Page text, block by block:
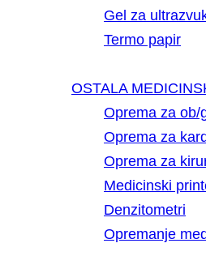
Gel za
Termo papir
OSTALA
Oprema za ob/
Oprema za
Oprema za
Medicinski
Denzitometri
Opremanje